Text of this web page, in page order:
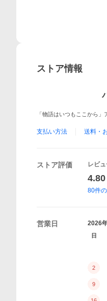
ストア情報
「物語はいつもここから
支払い方法 送料・
ストア評価 レビ
4.80
80件
営業日 2026
日
2
9